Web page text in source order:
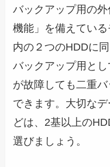
バックアップ用の
機能」を備えてい
内の２つのHDDに
バックアップ用と
が故障しても二重
できます。大切な
どは、2基以上の
選びましょう。